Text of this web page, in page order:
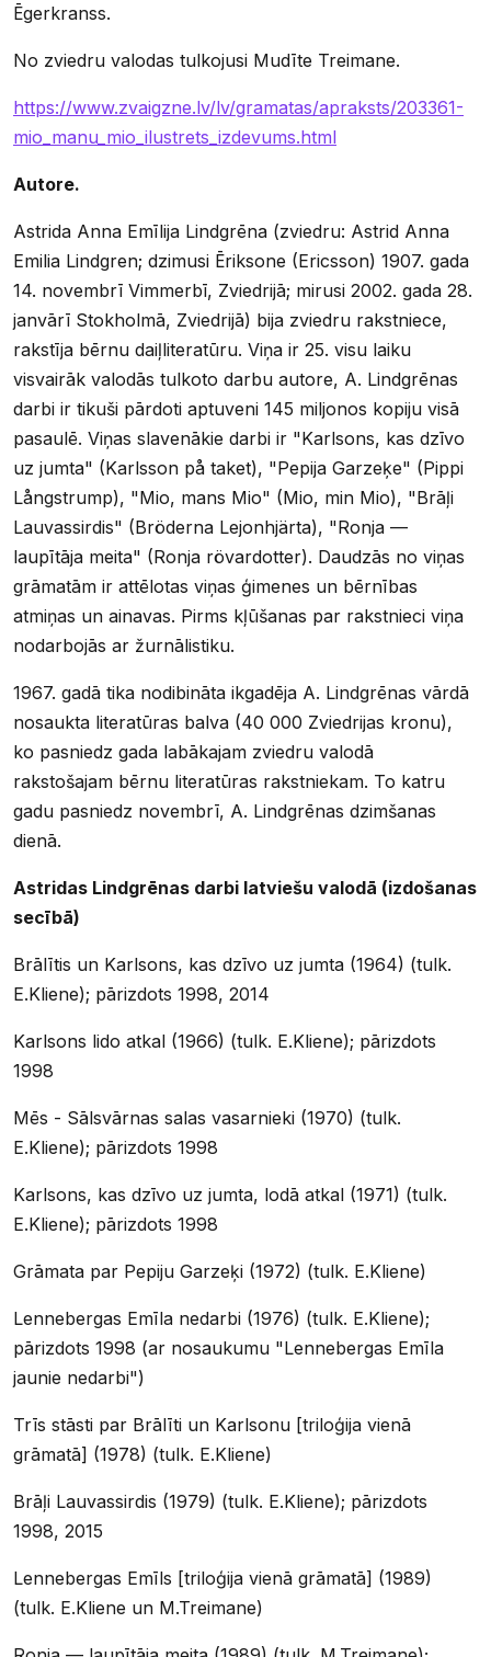
Ēgerkranss.
No zviedru valodas tulkojusi Mudīte Treimane.
https://www.zvaigzne.lv/lv/gramatas/apraksts/203361-
mio_manu_mio_ilustrets_izdevums.html
Autore.
Astrida Anna Emīlija Lindgrēna (zviedru: Astrid Anna
Emilia Lindgren; dzimusi Ēriksone (Ericsson) 1907. gada
14. novembrī Vimmerbī, Zviedrijā; mirusi 2002. gada 28.
janvārī Stokholmā, Zviedrijā) bija zviedru rakstniece,
rakstīja bērnu daiļliteratūru. Viņa ir 25. visu laiku
visvairāk valodās tulkoto darbu autore, A. Lindgrēnas
darbi ir tikuši pārdoti aptuveni 145 miljonos kopiju visā
pasaulē. Viņas slavenākie darbi ir "Karlsons, kas dzīvo
uz jumta" (Karlsson på taket), "Pepija Garzeķe" (Pippi
Långstrump), "Mio, mans Mio" (Mio, min Mio), "Brāļi
Lauvassirdis" (Bröderna Lejonhjärta), "Ronja —
laupītāja meita" (Ronja rövardotter). Daudzās no viņas
grāmatām ir attēlotas viņas ģimenes un bērnības
atmiņas un ainavas. Pirms kļūšanas par rakstnieci viņa
nodarbojās ar žurnālistiku.
1967. gadā tika nodibināta ikgadēja A. Lindgrēnas vārdā
nosaukta literatūras balva (40 000 Zviedrijas kronu),
ko pasniedz gada labākajam zviedru valodā
rakstošajam bērnu literatūras rakstniekam. To katru
gadu pasniedz novembrī, A. Lindgrēnas dzimšanas
dienā.
Astridas Lindgrēnas darbi latviešu valodā (izdošanas
secībā)
Brālītis un Karlsons, kas dzīvo uz jumta (1964) (tulk.
E.Kliene); pārizdots 1998, 2014
Karlsons lido atkal (1966) (tulk. E.Kliene); pārizdots
1998
Mēs - Sālsvārnas salas vasarnieki (1970) (tulk.
E.Kliene); pārizdots 1998
Karlsons, kas dzīvo uz jumta, lodā atkal (1971) (tulk.
E.Kliene); pārizdots 1998
Grāmata par Pepiju Garzeķi (1972) (tulk. E.Kliene)
Lennebergas Emīla nedarbi (1976) (tulk. E.Kliene);
pārizdots 1998 (ar nosaukumu "Lennebergas Emīla
jaunie nedarbi")
Trīs stāsti par Brālīti un Karlsonu [triloģija vienā
grāmatā] (1978) (tulk. E.Kliene)
Brāļi Lauvassirdis (1979) (tulk. E.Kliene); pārizdots
1998, 2015
Lennebergas Emīls [triloģija vienā grāmatā] (1989)
(tulk. E.Kliene un M.Treimane)